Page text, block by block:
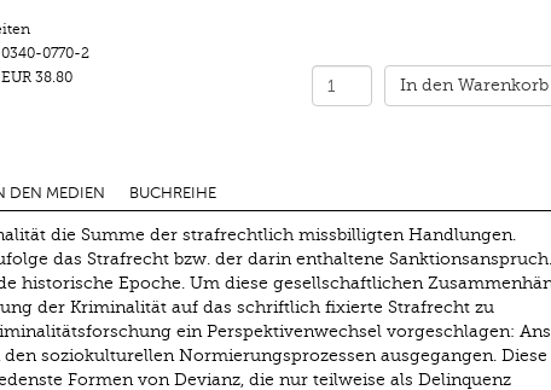
0770-2
EUR 38.80 In den Warenkorb
DEN MEDIEN BUCHREIHE
die Summe der strafrechtlich missbilligten Handlungen.
das Strafrecht bzw. der darin enthaltene
historische Epoche. Um diese gesellschaftlichen
der Kriminalität auf das schriftlich fixierte Strafrecht zu
ein Perspektivenwechsel vorgeschlagen:
soziokulturellen Normierungsprozessen ausgegangen. Diese
Formen von Devianz, die nur teilweise als Delinquenz